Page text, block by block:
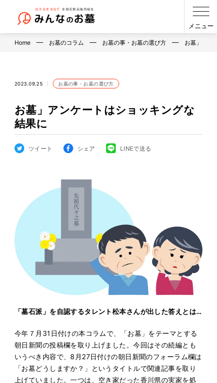
メニュー
Home お墓のコラム お墓の事・お墓の選び方 お墓」アン
2023.09.25 お墓の事・お墓の選び方
お墓」アンケートはショッキングな
結果に
ツイート シェア LINEで送る
「墓石派」を自認するタレント松本さんが出した答えとは…
今年７月31日付けの本コラムで、「お墓」をテーマとする
朝日新聞の投稿欄を取り上げました。今回はその続編とも
いうべき内容で、8月27日付けの朝日新聞のフォーラム欄は
「お墓どうしますか？」というタイトルで関連記事を取り
上げていました。一つは、空き家だった香川県の実家を処